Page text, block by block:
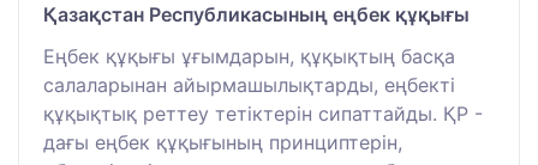
Қазақстан Республикасының еңбек құқығы
Еңбек құқығы ұғымдарын, құқықтың басқа
салаларынан айырмашылықтарды, еңбекті
құқықтық реттеу тетіктерін сипаттайды. ҚР -
дағы еңбек құқығының принциптерін,